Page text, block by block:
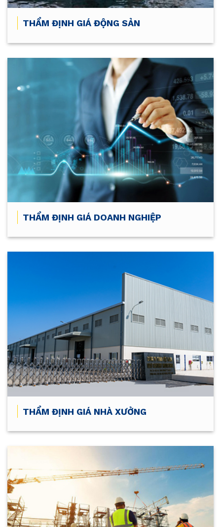
THẨM ĐỊNH GIÁ ĐỘNG SẢN
THẨM ĐỊNH GIÁ DOANH NGHIỆP
THẨM ĐỊNH GIÁ NHÀ XƯỞNG